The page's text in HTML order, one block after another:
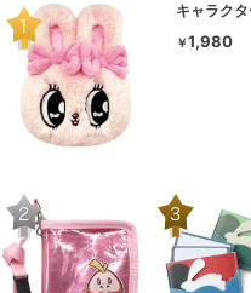
キャラク
￥1,980